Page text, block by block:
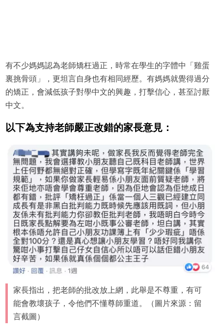
有不少媽媽認為老師矯枉過正，時常在學生的字體中「雞蛋
裏挑骨頭」，更坦言自身也有相同經歷。有媽媽就覺得過分
的矯正，會減低孩子對學中文的興趣，打擊信心，甚至討厭
中文。
以下為支持老師嚴正改錯的家長意見：
家長指出，把老師的批改放上網，此舉是不尊重，有可
能會教壞孩子，令他們不懂尊師重道。（圖片來源：留
言截圖）